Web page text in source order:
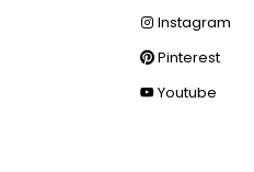
Instagram
Pinterest
Youtube